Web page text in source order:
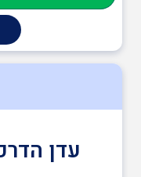
כבישים , מהנדס
מהנדסי סביבה ,
עדן